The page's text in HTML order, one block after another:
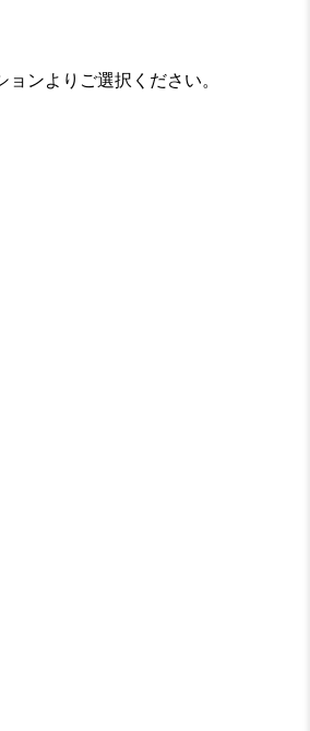
ンよりご選択ください。